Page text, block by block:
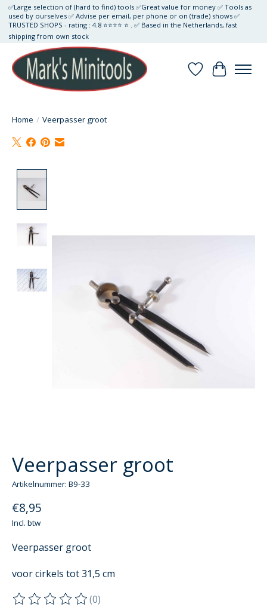
✅Large selection of (hard to find) tools ✅Great value for money ✅ Tools as
used by ourselves ✅ Advise per email, per phone or on (trade) shows ✅
TRUSTED SHOPS - rating : 4.8 ⭐⭐⭐⭐ ⭐ . ✅ Based in the Netherlands, fast
shipping from own stock
Verlanglijst
Home / Veerpasser groot
Veerpasser groot
Artikelnummer: B9-33
€8,95
Incl. btw
Veerpasser groot
voor cirkels tot 31,5 cm
De beoordeling van dit product is
(0)